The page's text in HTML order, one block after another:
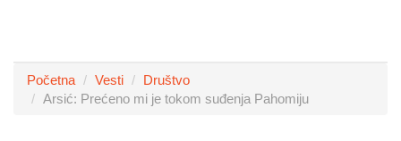
Početna Vesti
Društvo
Arsić: Prećeno mi je tokom suđenja Pahomiju